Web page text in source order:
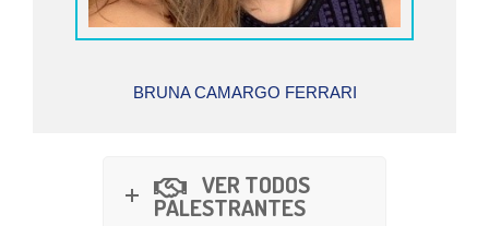
BRUNA CAMARGO FERRARI
VER TODOS
PALESTRANTES